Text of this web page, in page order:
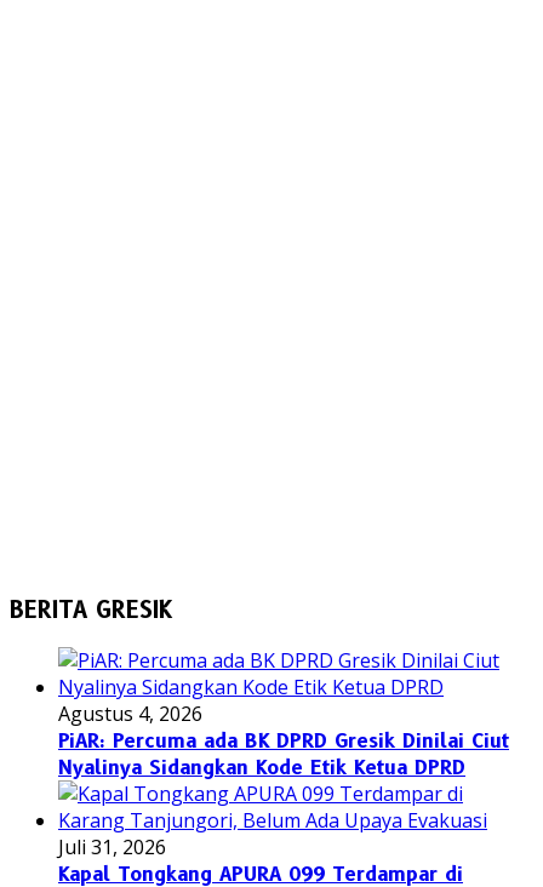
BERITA GRESIK
Agustus 4, 2026
PiAR: Percuma ada BK DPRD Gresik Dinilai Ciut
Nyalinya Sidangkan Kode Etik Ketua DPRD
Juli 31, 2026
Kapal Tongkang APURA 099 Terdampar di